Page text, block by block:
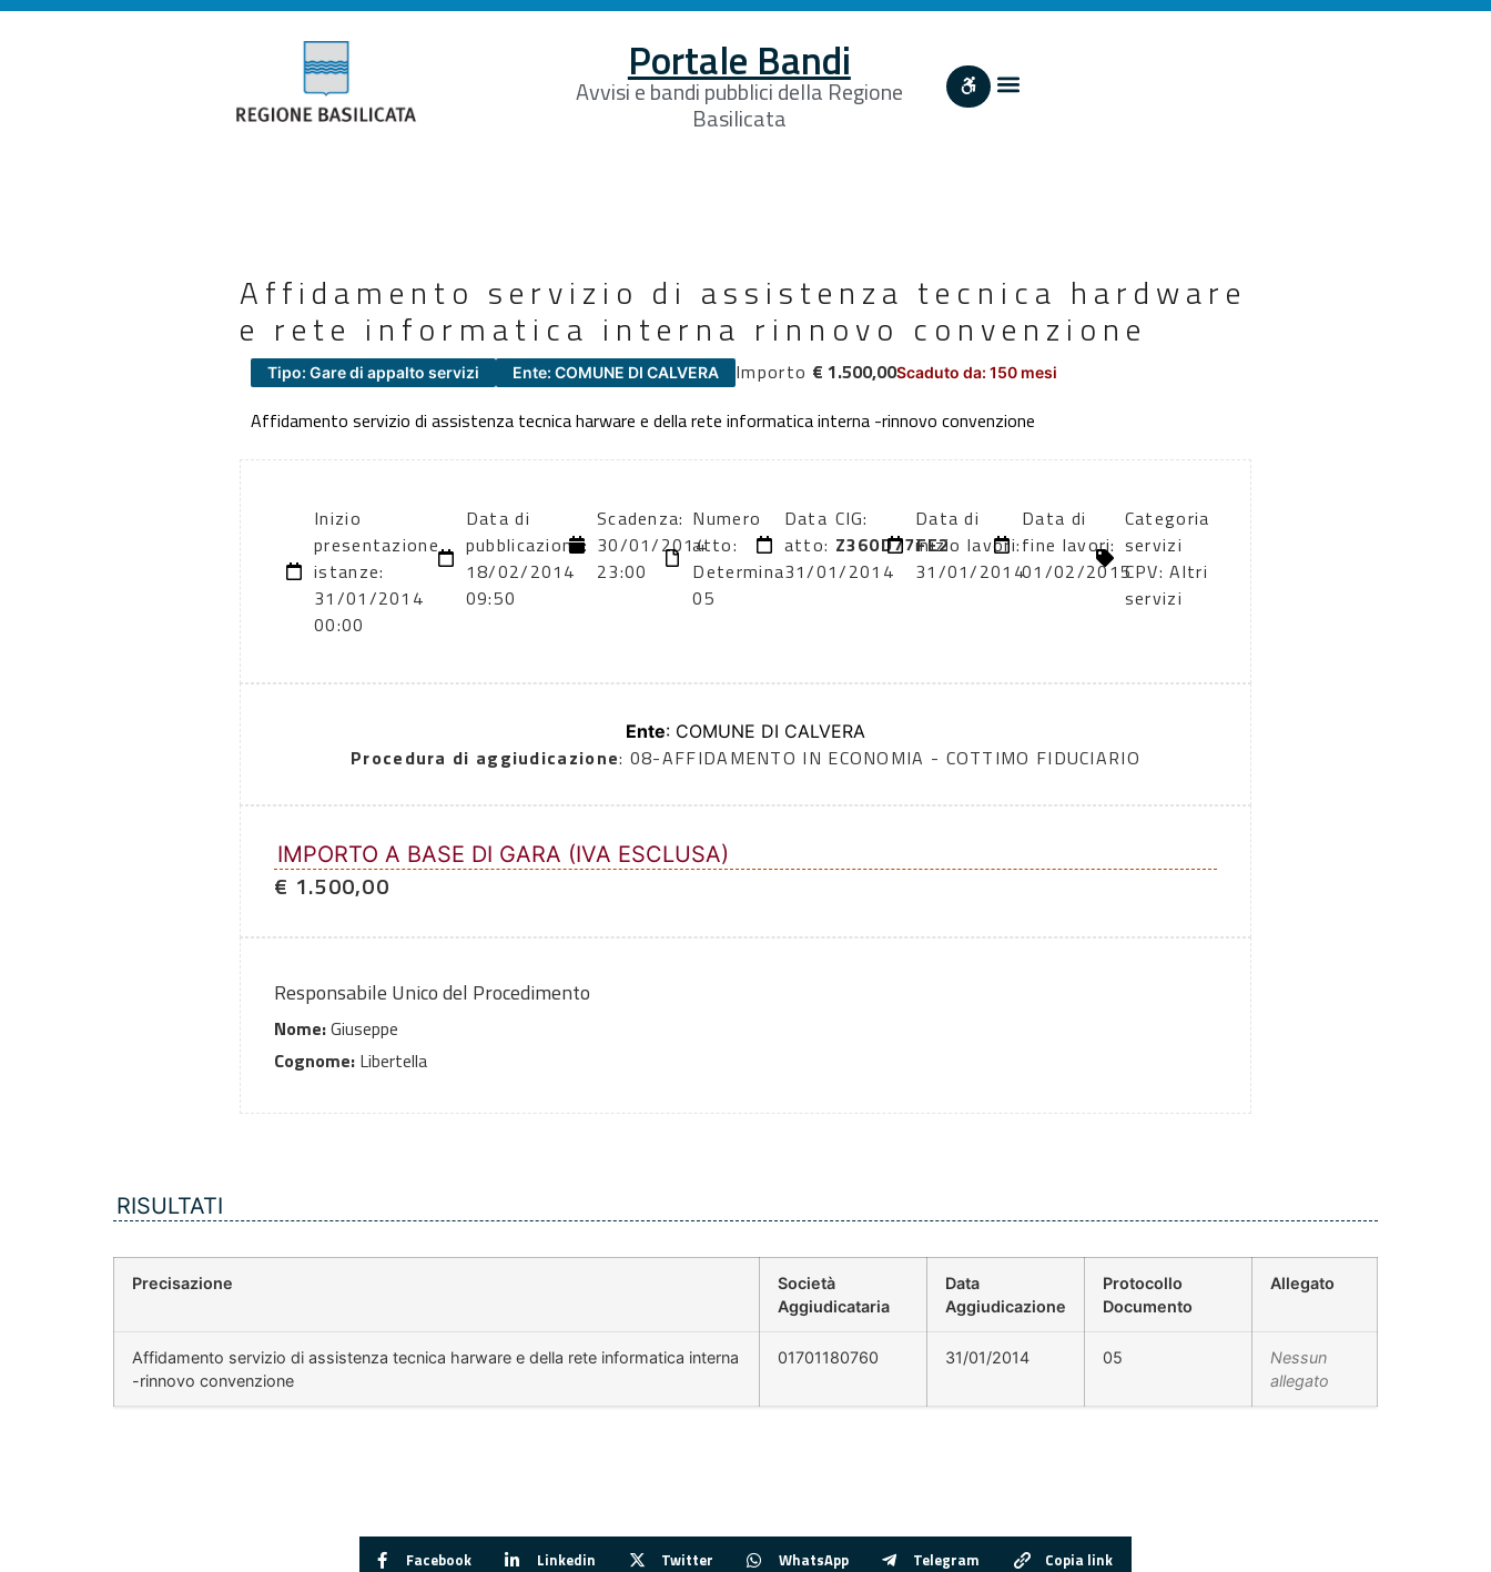
Portale Bandi
Avvisi e bandi pubblici della Regione
Basilicata
Affidamento servizio di assistenza tecnica hardware
e rete informatica interna rinnovo convenzione
Tipo: Gare di appalto servizi Ente: COMUNE DI CALVERA Importo € 1.500,00Scaduto da: 150 mesi
Affidamento servizio di assistenza tecnica harware e della rete informatica interna -rinnovo convenzione
Inizio
presentazione
istanze:
31/01/2014
00:00
Data di
pubblicazione:
18/02/2014
09:50
Scadenza:
30/01/2014
23:00
Numero
atto:
Determina
05
Data
atto:
31/01/2014
CIG:
Z360D77FE2
Data di
inizio lavori:
31/01/2014
Data di
fine lavori:
01/02/2015
Categoria
servizi
CPV: Altri
servizi
Ente: COMUNE DI CALVERA
Procedura di aggiudicazione: 08-AFFIDAMENTO IN ECONOMIA - COTTIMO FIDUCIARIO
IMPORTO A BASE DI GARA (IVA ESCLUSA)
€ 1.500,00
Responsabile Unico del Procedimento
Nome:Giuseppe
Cognome: Libertella
RISULTATI
Precisazione
Società
Aggiudicataria
Data
Aggiudicazione
Protocollo
Documento
Allegato
Affidamento servizio di assistenza tecnica harware e della rete informatica interna
-rinnovo convenzione
01701180760 31/01/2014 05
Nessun
allegato
Facebook Linkedin Twitter WhatsApp Telegram Copia link